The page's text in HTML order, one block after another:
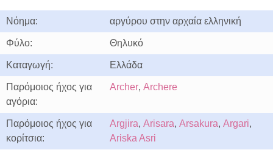
Νόημα: αργύρου στην αρχαία ελληνική
Φύλο: Θηλυκό
Καταγωγή: Ελλάδα
Παρόμοιος ήχος για
αγόρια:
Archer, Archere
Παρόμοιος ήχος για
κορίτσια:
Argjira, Arisara, Arsakura, Argari,
Ariska Asri